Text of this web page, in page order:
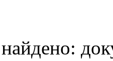
найдено: